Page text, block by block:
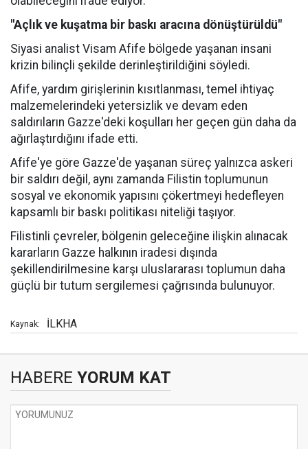
"Açlık ve kuşatma bir baskı aracına dönüştürüldü"
Siyasi analist Visam Afife bölgede yaşanan insani
krizin bilinçli şekilde derinleştirildiğini söyledi.
Afife, yardım girişlerinin kısıtlanması, temel ihtiyaç
malzemelerindeki yetersizlik ve devam eden
saldırıların Gazze'deki koşulları her geçen gün daha da
ağırlaştırdığını ifade etti.
Afife'ye göre Gazze'de yaşanan süreç yalnızca askeri
bir saldırı değil, aynı zamanda Filistin toplumunun
sosyal ve ekonomik yapısını çökertmeyi hedefleyen
kapsamlı bir baskı politikası niteliği taşıyor.
Filistinli çevreler, bölgenin geleceğine ilişkin alınacak
kararların Gazze halkının iradesi dışında
şekillendirilmesine karşı uluslararası toplumun daha
güçlü bir tutum sergilemesi çağrısında bulunuyor.
Kaynak: İLKHA
HABERE YORUM KAT